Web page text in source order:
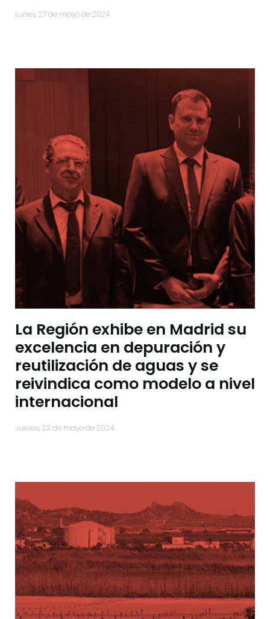
lunes, 27 de mayo de 2024
La Región exhibe en Madrid su
excelencia en depuración y
reutilización de aguas y se
reivindica como modelo a nivel
internacional
jueves, 23 de mayo de 2024